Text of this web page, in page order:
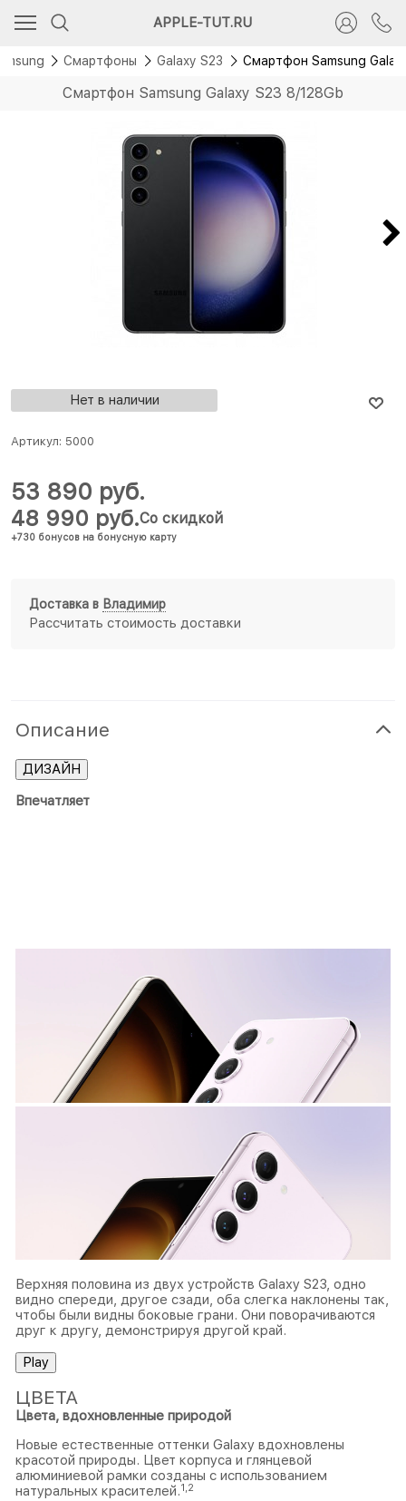
APPLE-TUT.RU
Смартфоны Galaxy S23 Смартфон Samsung
Смартфон Samsung Galaxy S23 8/128Gb
Нет в наличии
Артикул: 5000
48 990 руб.
+730 бонусов на бонусную карту
Со скидкой
53 890 руб.
Доставка в Владимир
Рассчитать стоимость доставки
Описание
ДИЗАЙН
Впечатляет
Верхняя половина из двух устройств Galaxy S23, одно
видно спереди, другое сзади, оба слегка наклонены так,
чтобы были видны боковые грани. Они поворачиваются
друг к другу, демонстрируя другой край.
Play
ЦВЕТА
Цвета, вдохновленные природой
Новые естественные оттенки Galaxy вдохновлены
красотой природы. Цвет корпуса и глянцевой
алюминиевой рамки созданы с использованием
натуральных красителей.1 2